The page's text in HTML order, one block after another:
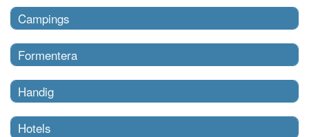
Campings
Formentera
Handig
Hotels